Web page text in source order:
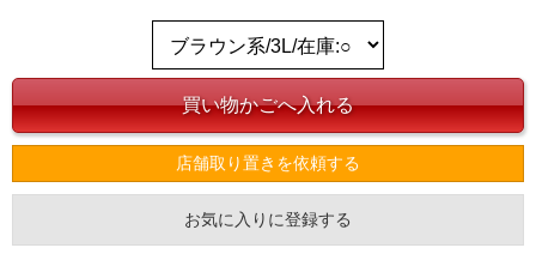
店舗取り置きを依頼する
お気に入りに登録する